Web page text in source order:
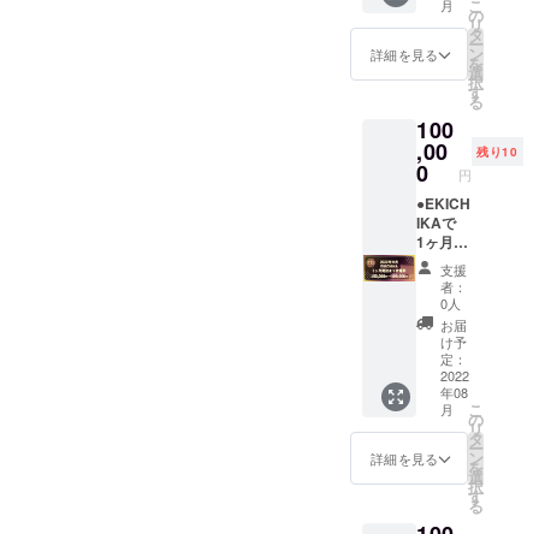
・30日
間の最
終利用
31日ま
でとな
りま
す。 ・
ご利用
時間は
24時間
になり
ます。
・消費
税込み
・20名
様限定
です。
のご利
用はで
きませ
ご利用
してか
ら90日
間ご利
用いた
だけま
す。 ・
開始日
有効期
限は、
2022年
10月1日
になり
ます。
・90日
間の最
終利用
可能日
になり
ます。
定価
120,000
円のと
20%引
きの
96,000
円でご
利用い
ただけ
るので
是非遊
び尽く
して下
さい。
※購入者
ご本人
様以外
のご利
用はで
きませ
ん。 ・
遊び放
題券を
月）
期間
内、何
度でも
泊まれ
定価
150,000
円のと
ころ
33%引
きの
100,000
円でご
利用い
ただけ
ますの
で、出
張が決
まって
る方は
かなり
お得な
リター
ンに
なって
月
詳細を見る
こ
の
リ
タ
ー
ン
を
選
択
す
る
100
,00
0 円
残り10
●EKICH
IKAで
1ヶ月内
泊まり
放題券
をご提
供させ
て頂き
ます。
（2022
月）
期間
内、何
度でも
泊まれ
支援
者：
0人
お届
け予
定：
2022
年08
月
詳細を見る
こ
の
リ
タ
ー
ン
を
選
択
す
る